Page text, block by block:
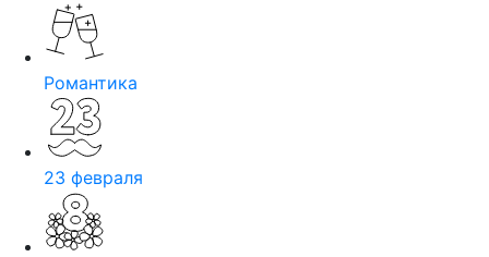
Романтика
23 февраля